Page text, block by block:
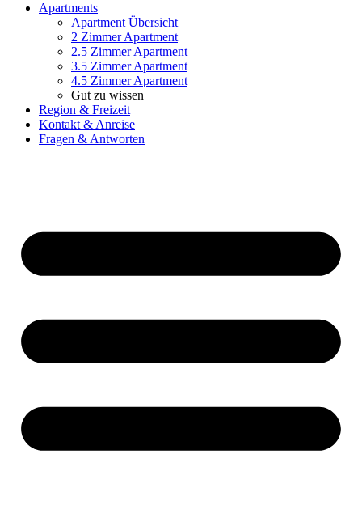
Apartments
Apartment Übersicht
2 Zimmer Apartment
2.5 Zimmer Apartment
3.5 Zimmer Apartment
4.5 Zimmer Apartment
Gut zu wissen
Region & Freizeit
Kontakt & Anreise
Fragen & Antworten